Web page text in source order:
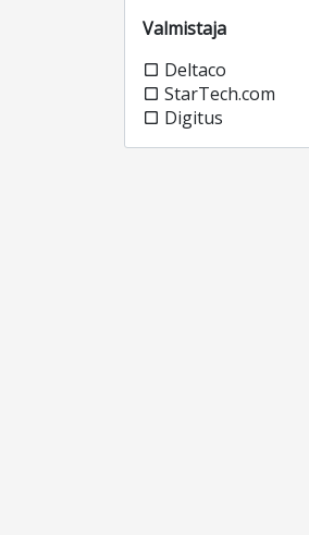
Valmistaja
check_box_outline_blank Deltaco
check_box_outline_blank StarTech.com
check_box_outline_blank Digitus